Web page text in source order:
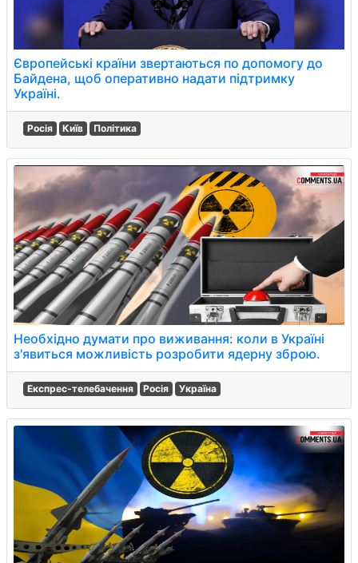
Європейські країни звертаються по допомогу до
Байдена, щоб оперативно надати підтримку
Україні.
Росія Київ Політика
Необхідно думати про виживання: коли в Україні
з'явиться можливість розробити ядерну зброю.
Експрес-телебачення Росія Україна